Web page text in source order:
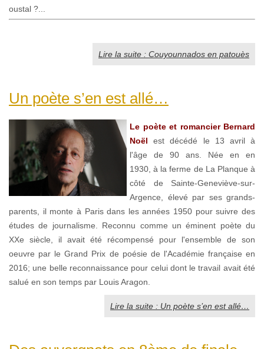
oustal ?...
Lire la suite : Couyounnados en patouès
Un poète s’en est allé…
Le poète et romancier Bernard
Noël
est décédé le 13 avril à
l'âge de 90 ans. Née en en
1930, à la ferme de La Planque à
côté de Sainte-Geneviève-sur-
Argence, élevé par ses grands-
parents, il monte à Paris dans les années 1950 pour suivre des
études de journalisme. Reconnu comme un éminent poète du
XXe siècle, il avait été récompensé pour l'ensemble de son
oeuvre par le Grand Prix de poésie de l'Académie française en
2016; une belle reconnaissance pour celui dont le travail avait été
salué en son temps par Louis Aragon.
Lire la suite : Un poète s’en est allé…